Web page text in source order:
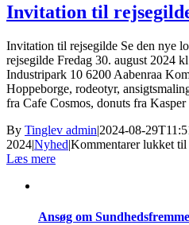
Invitation til
Invitation til rejsegilde Se den nye
rejsegilde Fredag 30. august 2024
Industripark 10 6200 Aabenraa
Hoppeborge, rodeotyr,
fra Cafe Cosmos, donuts fra
By Tinglev admin|2024-08-
2024|Nyhed|Kommentarer lukket til
Læs mere
Ansøg om